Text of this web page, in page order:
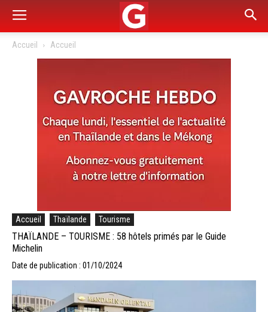
Accueil Accueil
Accueil Thaïlande Tourisme
THAÏLANDE – TOURISME : 58 hôtels primés par le Guide
Michelin
Date de publication : 01/10/2024